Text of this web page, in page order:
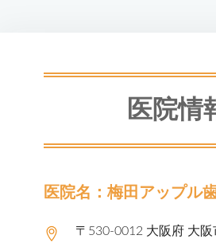
医院情
医院名：梅田アップル
〒530-0012 大阪府 大